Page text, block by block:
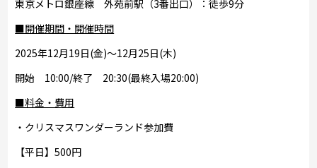
東京メトロ銀座線 外苑前駅（3番出口）：徒歩9分
■開催期間・開催時間
2025年12月19日(金)～12月25日(木)
開始 10:00/終了 20:30(最終入場20:00)
■料金・費用
・クリスマスワンダーランド参加費
【平日】500円